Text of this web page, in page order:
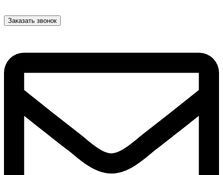
Заказать звонок